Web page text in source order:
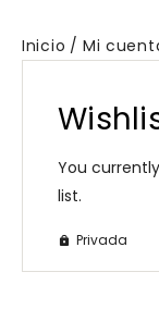
Inicio Mi
You
list.
Privada